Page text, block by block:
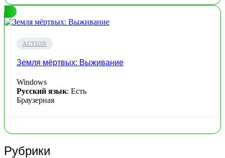
ACTION
Земля мёртвых: Выживание
Windows
Русский язык: Есть
Браузерная
Рубрики